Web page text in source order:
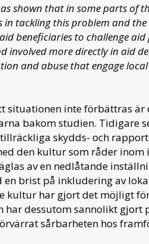
shown that in some parts of
in tackling this problem and
beneficiaries to challenge
involved more directly in aid
and abuse that engage
situationen inte förbättras
bakom studien. Tidigare
skydds- och
den kultur som råder
av en nedlåtande
en brist på inkludering av
kultur har gjort det möjligt
har dessutom sannolikt gjort
sårbarheten hos